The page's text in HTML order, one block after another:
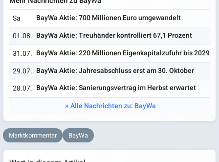
Sa
BayWa Aktie: 700 Millionen Euro umgewandelt
01.08. BayWa Aktie: Treuhänder kontrolliert 67,1 Prozent
31.07. BayWa Aktie: 220 Millionen Eigenkapitalzufuhr bis 2029
29.07. BayWa Aktie: Jahresabschluss erst am 30. Oktober
28.07. BayWa Aktie: Sanierungsvertrag im Herbst erwartet
Alle Nachrichten zu: BayWa
Marktkommentar BayWa